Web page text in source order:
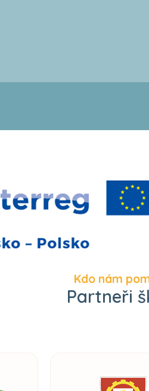
Kdo nám
Partneři